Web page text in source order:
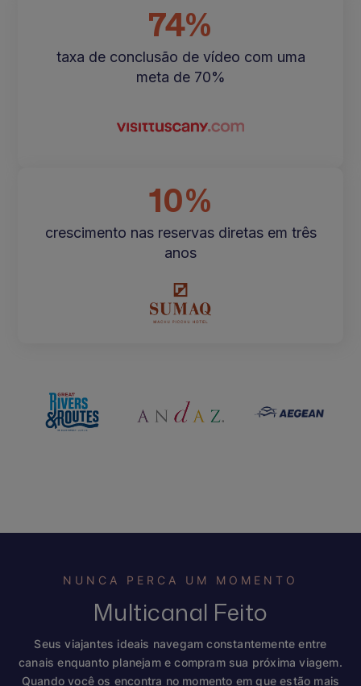
74%
taxa de conclusão de vídeo com uma
meta de 70%
10%
crescimento nas reservas diretas em três
anos
NUNCA PERCA UM MOMENTO
Multicanal Feito
Seus viajantes ideais navegam constantemente entre
canais enquanto planejam e compram sua próxima viagem.
Quando você os encontra no momento em que estão mais